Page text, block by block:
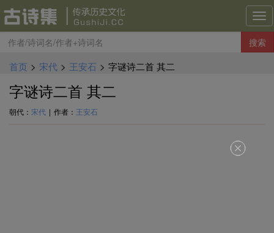
古
诗
集
搜索
首页 > 宋代 > 王安石 > 字谜诗二首 其二
字谜诗二首 其二
朝代： 宋代 | 作者： 王安石